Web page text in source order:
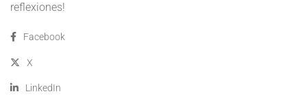
reflexiones!
Facebook
X
LinkedIn